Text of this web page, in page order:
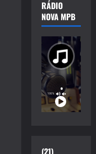
RÁDIO
NOVA MPB
(21)